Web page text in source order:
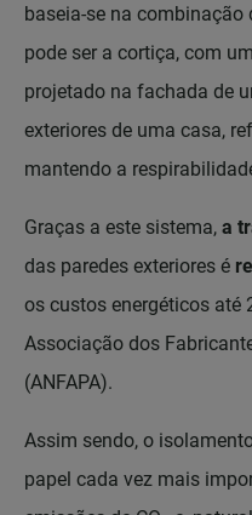
baseia-se na
pode ser a cortiça, com
projetado na fachada de
exteriores de uma casa,
mantendo a
Graças a este sistema, a
das paredes exteriores é
os custos energéticos até
Associação dos
(ANFAPA).
Assim sendo, o
papel cada vez mais